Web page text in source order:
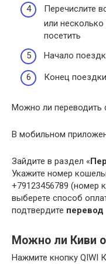
Перечислите
или
посетить
Начало
Конец поездки
Можно ли переводить
В мобильном
Зайдите в раздел «
Укажите номер
+79123456789 (номер
выберете способ
подтвердите перевод
Можно ли Киви
Нажмите кнопку QIWI